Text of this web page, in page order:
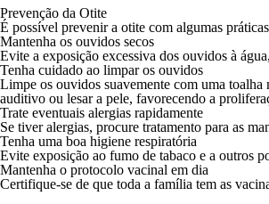
Prevenção da Otite
É possível prevenir a otite com algumas
Mantenha os ouvidos secos
Evite a exposição excessiva dos ouvidos à
Tenha cuidado ao limpar os ouvidos
Limpe os ouvidos suavemente com uma
auditivo ou lesar a pele, favorecendo a
Trate eventuais alergias rapidamente
Se tiver alergias, procure tratamento para as
Tenha uma boa higiene respiratória
Evite exposição ao fumo de tabaco e a outros
Mantenha o protocolo vacinal em dia
Certifique-se de que toda a família tem as